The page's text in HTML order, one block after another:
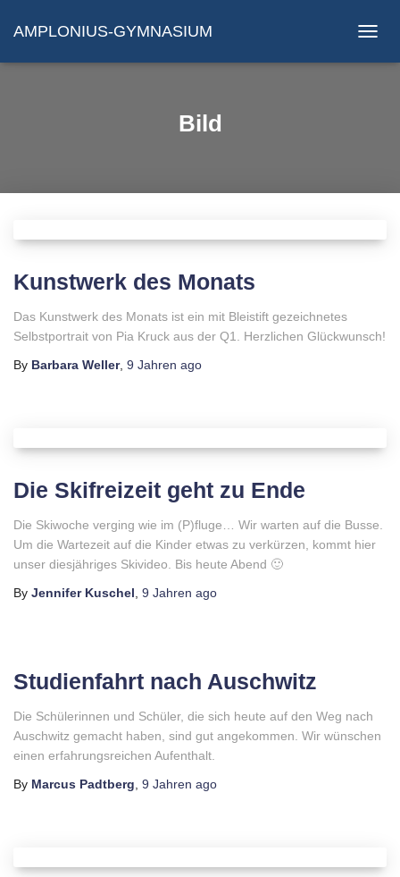
AMPLONIUS-GYMNASIUM
Bild
Kunstwerk des Monats
Das Kunstwerk des Monats ist ein mit Bleistift gezeichnetes
Selbstportrait von Pia Kruck aus der Q1. Herzlichen Glückwunsch!
By Barbara Weller, 9 Jahren ago
Die Skifreizeit geht zu Ende
Die Skiwoche verging wie im (P)fluge… Wir warten auf die Busse.
Um die Wartezeit auf die Kinder etwas zu verkürzen, kommt hier
unser diesjähriges Skivideo. Bis heute Abend 🙂
By Jennifer Kuschel 9 Jahren ago
Studienfahrt nach Auschwitz
Die Schülerinnen und Schüler, die sich heute auf den Weg nach
Auschwitz gemacht haben, sind gut angekommen. Wir wünschen
einen erfahrungsreichen Aufenthalt.
By Marcus Padtberg 9 Jahren ago